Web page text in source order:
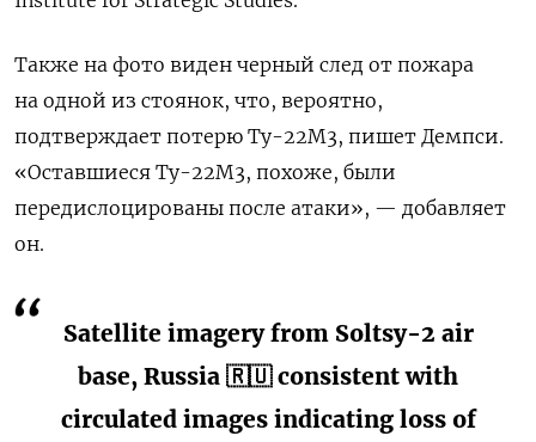
Также на фото виден черный след от пожара
на одной из стоянок, что, вероятно,
подтверждает потерю Ту-22М3, пишет Демпси.
«Оставшиеся Ту-22М3, похоже, были
передислоцированы после атаки», — добавляет
он.
Satellite imagery from Soltsy-2 air
base, Russia 🇷🇺 consistent with
circulated images indicating loss of